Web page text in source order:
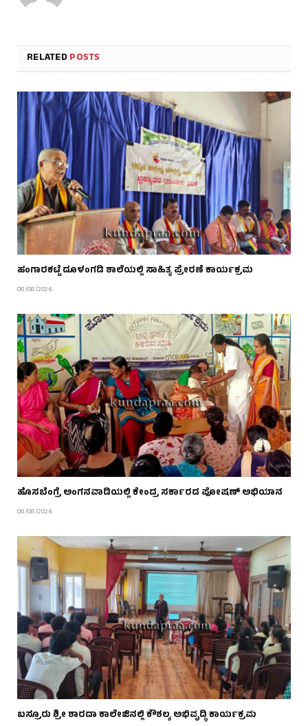
RELATEDPOSTS
ಹಂಗಾರಕಟ್ಟೆ ದೂಳಂಗಡಿ ಶಾಲೆಯಲ್ಲಿ ಸಾಹಿತ್ಯ ಪ್ರೇರಣೆ ಕಾರ್ಯಕ್ರಮ
08/08/2026
ಹೊಸಬೆಂಗ್ರೆ ಅಂಗನವಾಡಿಯಲ್ಲಿ ಕೇಂದ್ರ ಸರ್ಕಾರದ ಪೋಷಣ್ ಅಭಿಯಾನ
08/08/2026
ಬಸ್ರೂರು ಶ್ರೀ ಶಾರದಾ ಕಾಲೇಜಿನಲ್ಲಿ ಕೌಶಲ್ಯ ಅಭಿವೃದ್ಧಿ ಕಾರ್ಯಕ್ರಮ